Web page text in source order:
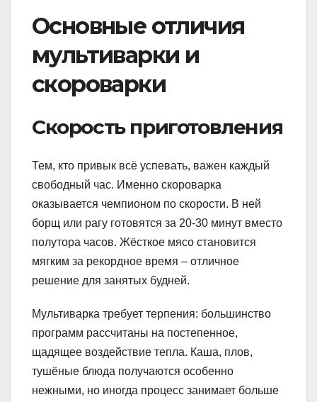
Основные отличия
мультиварки и
скороварки
Скорость приготовления
Тем, кто привык всё успевать, важен каждый
свободный час. Именно скороварка
оказывается чемпионом по скорости. В ней
борщ или рагу готовятся за 20-30 минут вместо
полутора часов. Жёсткое мясо становится
мягким за рекордное время – отличное
решение для занятых будней.
Мультиварка требует терпения: большинство
программ рассчитаны на постепенное,
щадящее воздействие тепла. Каша, плов,
тушёные блюда получаются особенно
нежными, но иногда процесс занимает больше